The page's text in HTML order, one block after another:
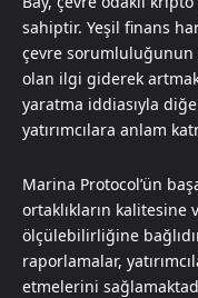
sahiptir. Yeşil finans
çevre
olan ilgi giderek
yaratma iddiasıyla
yatırımcılara anlam
Marina Protocol’ün
ortaklıkların kalitesine
ölçülebilirliğine
raporlamalar,
etmelerini